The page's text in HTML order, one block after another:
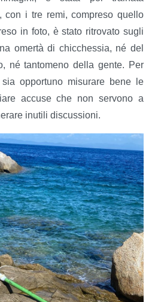
con i tre remi, compreso quello
in foto, è stato ritrovato sugli
omertà di chicchessia, né del
né tantomeno della gente. Per
opportuno misurare bene le
accuse che non servono a
inutili discussioni.